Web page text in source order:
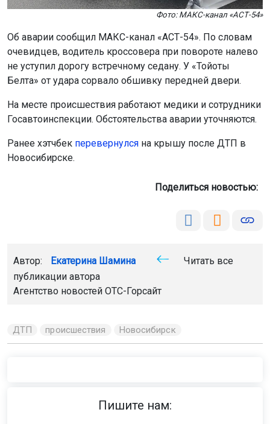
Фото: МАКС-канал «АСТ-54»
Об аварии сообщил МАКС-канал «АСТ-54». По словам
очевидцев, водитель кроссовера при повороте налево
не уступил дорогу встречному седану. У «Тойоты
Белта» от удара сорвало обшивку передней двери.
На месте происшествия работают медики и сотрудники
Госавтоинспекции. Обстоятельства аварии уточняются.
Ранее хэтчбек перевернулся на крышу после ДТП в
Новосибирске.
Поделиться новостью:
Автор: Екатерина Шамина
Читать все
публикации автора
Агентство новостей ОТС-Горсайт
ДТП происшествия Новосибирск
Пишите нам: